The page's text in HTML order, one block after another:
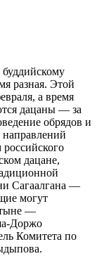
разная. Этой
а время
дацаны — за
обрядов и
дацане,
Сагаалгана —
могут
—
Доржо
Комитета по